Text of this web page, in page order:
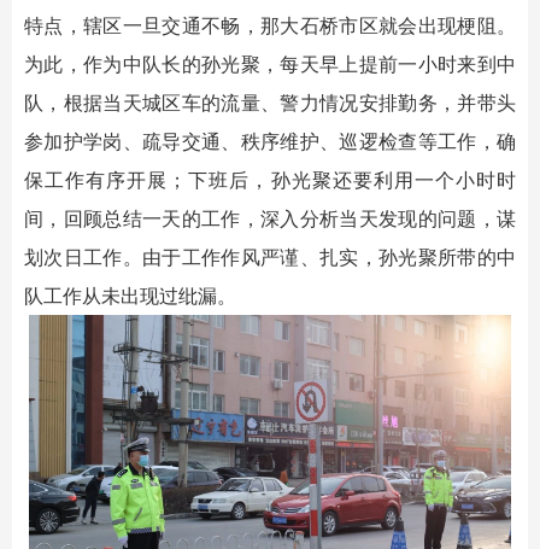
特点，辖区一旦交通不畅，那大石桥市区就会出现梗阻。
为此，作为中队长的孙光聚，每天早上提前一小时来到中
队，根据当天城区车的流量、警力情况安排勤务，并带头
参加护学岗、疏导交通、秩序维护、巡逻检查等工作，确
保工作有序开展；下班后，孙光聚还要利用一个小时时
间，回顾总结一天的工作，深入分析当天发现的问题，谋
划次日工作。由于工作作风严谨、扎实，孙光聚所带的中
队工作从未出现过纰漏。